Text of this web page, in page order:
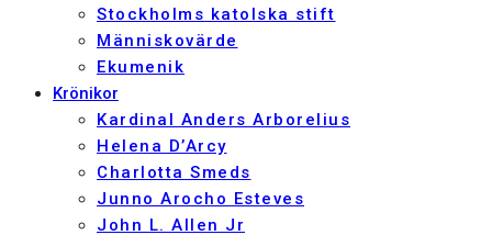
Stockholms katolska stift
Människovärde
Ekumenik
Krönikor
Kardinal Anders Arborelius
Helena D’Arcy
Charlotta Smeds
Junno Arocho Esteves
John L. Allen Jr